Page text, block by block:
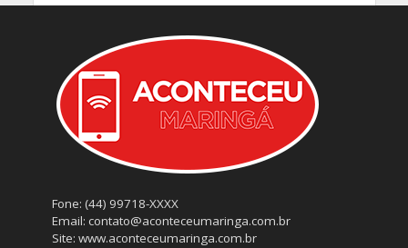
Fone: (44) 99718-XXXX
Email: contato@aconteceumaringa.com.br
Site: www.aconteceumaringa.com.br